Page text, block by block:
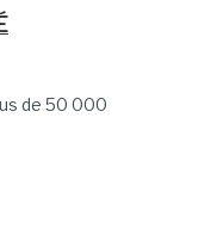
de 50 000